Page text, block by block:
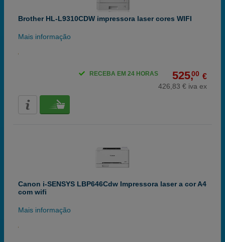
Brother HL-L9310CDW impressora laser cores WIFI
Mais informação
525,00 €
426,83 € iva ex
RECEBA EM 24 HORAS
Canon i-SENSYS LBP646Cdw Impressora laser a cor A4
com wifi
Mais informação